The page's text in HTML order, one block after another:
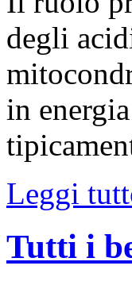
degli
in
Leggi
Tutti i